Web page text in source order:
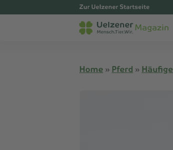
Zur Uelzener Startseite
Magazin
Home » Pferd »